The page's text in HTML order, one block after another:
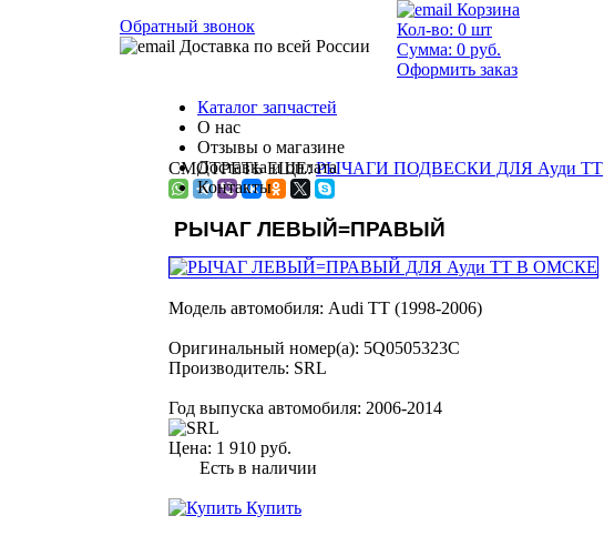
СМОТРЕТЬ ЕЩЕ:РЫЧАГИ ПОДВЕСКИ ДЛЯ Ауди ТТ
РЫЧАГ ЛЕВЫЙ=ПРАВЫЙ
Модель автомобиля: Audi TT (1998-2006)
Оригинальный номер(а): 5Q0505323C
Производитель: SRL
Год выпуска автомобиля: 2006-2014
Цена: 1 910 руб.
Есть в наличии
Купить
Обратный звонок
Доставка по всей России
Корзина
Кол-во: 0 шт
Сумма: 0 руб.
Оформить заказ
Каталог запчастей
О нас
Отзывы о магазине
Доставка и оплата
Контакты